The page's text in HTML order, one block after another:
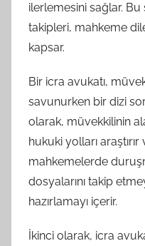
ilerlemesini sağlar.
takipleri, mahkeme
kapsar.
Bir icra avukatı,
savunurken bir dizi
olarak, müvekkilinin
hukuki yolları
mahkemelerde
dosyalarını takip
hazırlamayı içerir.
İkinci olarak, icra